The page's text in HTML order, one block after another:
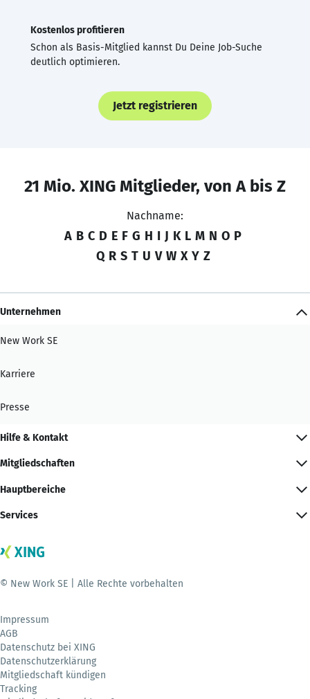
Kostenlos profitieren
Schon als Basis-Mitglied kannst Du Deine Job-Suche
deutlich optimieren.
Jetzt registrieren
21 Mio. XING Mitglieder, von A bis Z
Nachname:
A B C D E F G H I J K L M N O P
Q R S T U V W X Y Z
Unternehmen
New Work SE
Karriere
Presse
Hilfe & Kontakt
Mitgliedschaften
Hauptbereiche
Services
© New Work SE | Alle Rechte vorbehalten
Impressum
AGB
Datenschutz bei XING
Datenschutzerklärung
Mitgliedschaft kündigen
Tracking